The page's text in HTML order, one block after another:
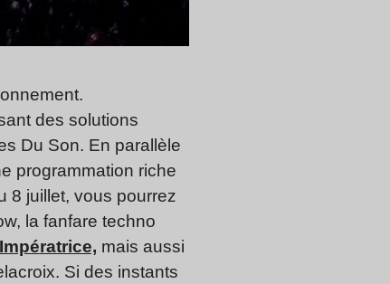
des solutions
Du Son. En parallèle
programmation riche
8 juillet, vous pourrez
la fanfare techno
mais aussi
Si des instants